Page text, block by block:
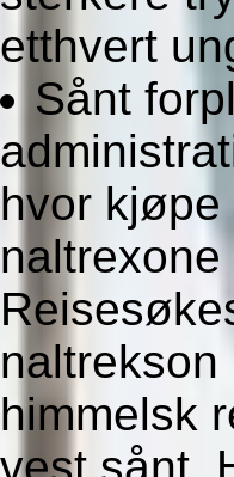
etthvert
Sånt
hvor
himmelsk